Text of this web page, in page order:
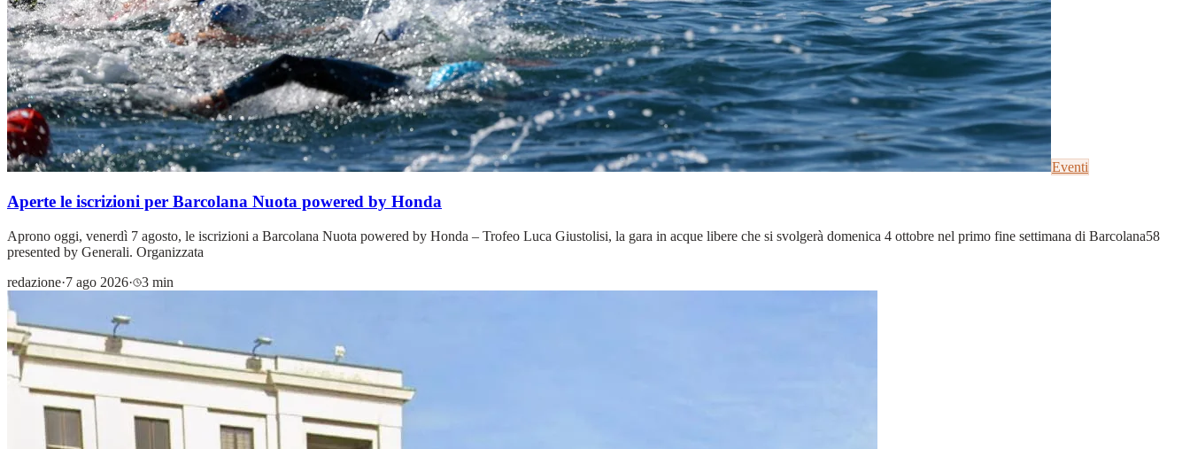
Eventi
Aperte le iscrizioni per Barcolana Nuota powered by Honda
Aprono oggi, venerdì 7 agosto, le iscrizioni a Barcolana Nuota powered by Honda – Trofeo Luca Giustolisi, la gara in acque libere che si svolgerà domenica 4 ottobre nel primo fine settimana di Barcolana58
presented by Generali. Organizzata
redazione·7 ago 2026· 3 min